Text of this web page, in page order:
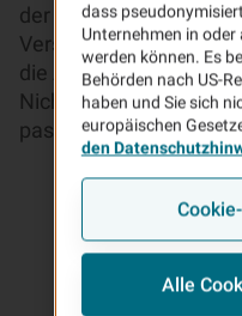
der Unfallversicherung
Versichert sind
die Art der Unfälle
Nichtfachleuten auf
passieren.
dass
Unternehmen in oder
werden können. Es
Behörden nach US-
haben und Sie sich
europäischen
den
Alle